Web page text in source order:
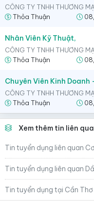
CÔNG TY TNHH THƯƠNG
Thỏa Thuận
Nhân Viên Kỹ Thuật,
CÔNG TY TNHH THƯƠNG
Thỏa Thuận
Chuyên Viên Kinh Doanh
CÔNG TY TNHH THƯƠNG
Thỏa Thuận
Xem thêm tin liên
Tin tuyển dụng liên quan
Tin tuyển dụng liên quan
Tin tuyển dụng tại Cần Thơ